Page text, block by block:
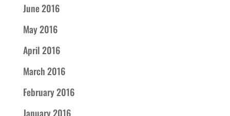
June 2016
May 2016
April 2016
March 2016
February 2016
January 2016